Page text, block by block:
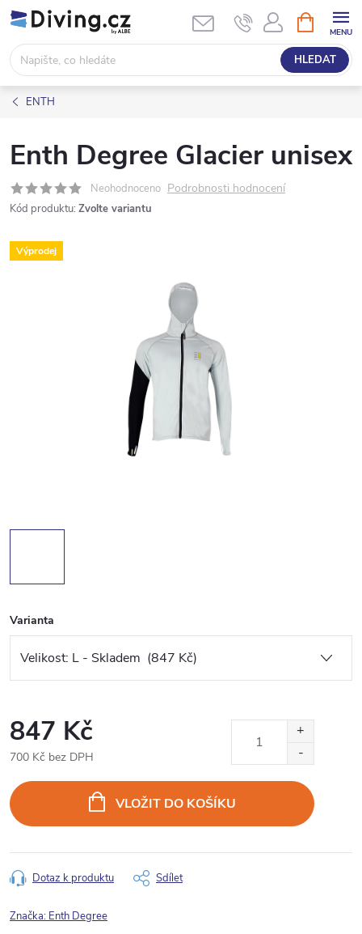
Přejít
na
obsah
HLEDAT
NÁKUPNÍ
KOŠÍK
ENTH
Enth Degree Glacier unisex
Neohodnoceno Podrobnosti hodnocení
Kód produktu: Zvolte variantu
Výprodej
Varianta
847 Kč
700 Kč bez DPH
cena:
VLOŽIT DO KOŠÍKU
Dotaz k produktu Sdílet
Značka: Enth Degree